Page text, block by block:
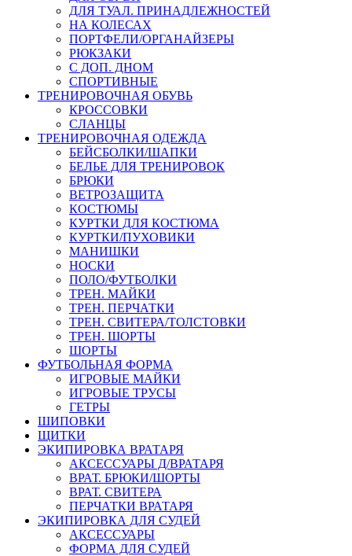
ДЛЯ ТУАЛ. ПРИНАДЛЕЖНОСТЕЙ
НА КОЛЕСАХ
ПОРТФЕЛИ/ОРГАНАЙЗЕРЫ
РЮКЗАКИ
С ДОП. ДНОМ
СПОРТИВНЫЕ
ТРЕНИРОВОЧНАЯ ОБУВЬ
КРОССОВКИ
СЛАНЦЫ
ТРЕНИРОВОЧНАЯ ОДЕЖДА
БЕЙСБОЛКИ/ШАПКИ
БЕЛЬЕ ДЛЯ ТРЕНИРОВОК
БРЮКИ
ВЕТРОЗАЩИТА
КОСТЮМЫ
КУРТКИ ДЛЯ КОСТЮМА
КУРТКИ/ПУХОВИКИ
МАНИШКИ
НОСКИ
ПОЛО/ФУТБОЛКИ
ТРЕН. МАЙКИ
ТРЕН. ПЕРЧАТКИ
ТРЕН. СВИТЕРА/ТОЛСТОВКИ
ТРЕН. ШОРТЫ
ШОРТЫ
ФУТБОЛЬНАЯ ФОРМА
ИГРОВЫЕ МАЙКИ
ИГРОВЫЕ ТРУСЫ
ГЕТРЫ
ШИПОВКИ
ЩИТКИ
ЭКИПИРОВКА ВРАТАРЯ
АКСЕССУАРЫ Д/ВРАТАРЯ
ВРАТ. БРЮКИ/ШОРТЫ
ВРАТ. СВИТЕРА
ПЕРЧАТКИ ВРАТАРЯ
ЭКИПИРОВКА ДЛЯ СУДЕЙ
АКСЕССУАРЫ
ФОРМА ДЛЯ СУДЕЙ